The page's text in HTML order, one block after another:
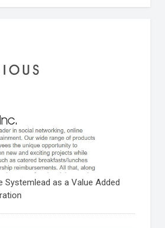
Systemlead as a Value Added